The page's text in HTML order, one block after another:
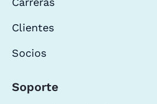
Clientes
Socios
Soporte